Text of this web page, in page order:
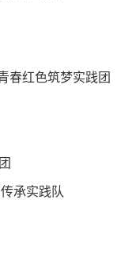
春红色筑梦实践团
承实践队